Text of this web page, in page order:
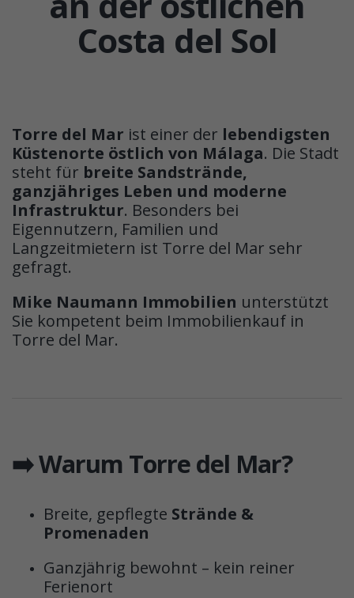
Costa del Sol
Torre del Mar ist einer der lebendigsten
Küstenorte östlich von Málaga. Die Stadt
steht für breite Sandstrände,
ganzjähriges Leben und moderne
Infrastruktur. Besonders bei
Eigennutzern, Familien und
Langzeitmietern ist Torre del Mar sehr
gefragt.
Mike Naumann Immobilien unterstützt
Sie kompetent beim Immobilienkauf in
Torre del Mar.
➡️ Warum Torre del Mar?
Breite, gepflegte Strände &
Promenaden
Ganzjährig bewohnt – kein reiner
Ferienort